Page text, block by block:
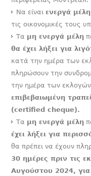
Να είναιενεργά μέλη
τις οικονομικές τους
Τα μη ενεργά μέλη
θα έχει λήξει για
κατά την ημέρα των
πληρώσουν την
την ημέρα των εκλογών
επιβεβαιωμένη
(certified cheque).
Τα μη ενεργά μέλη
έχει λήξει για
θα πρέπει να έχουν
30 ημέρες πριν τις
Αυγούστου 2024,